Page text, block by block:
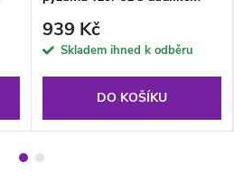
939 Kč
Skladem ihned k odběru
DO KOŠÍKU